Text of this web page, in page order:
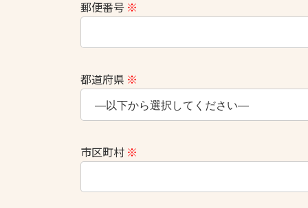
郵便番号 ※
都道府県 ※
市区町村 ※